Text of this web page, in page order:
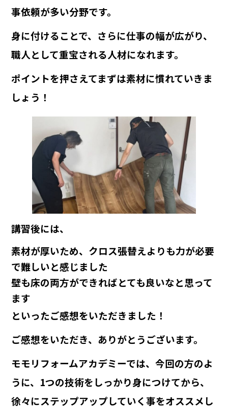
事依頼が多い分野です。
身に付けることで、さらに仕事の幅が広がり、
職人として重宝される人材になれます。
ポイントを押さえてまずは素材に慣れていきま
しょう！
講習後には、
素材が厚いため、クロス張替えよりも力が必要
で難しいと感じました
壁も床の両方ができればとても良いなと思って
ます
といったご感想をいただきました！
ご感想をいただき、ありがとうございます。
モモリフォームアカデミーでは、今回の方のよ
うに、1つの技術をしっかり身につけてから、
徐々にステップアップしていく事をオススメし